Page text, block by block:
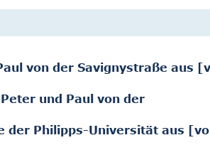
von der Savignystraße aus
und Paul von der
der Philipps-Universität aus